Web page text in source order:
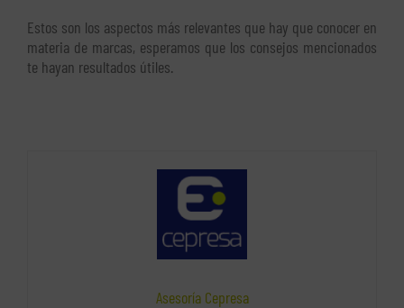
Estos son los aspectos más relevantes que hay que conocer en
materia de marcas, esperamos que los consejos mencionados
te hayan resultados útiles.
Asesoría Cepresa